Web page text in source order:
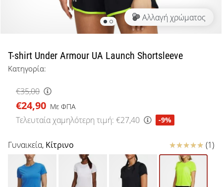
μπάσκετ
όπως
εμείς;
μαζί
μας
ως
πρεσβευτής
μάρκας
μας.
Αλλαγή χρώματος
T-shirt Under Armour UA Launch Shortsleeve
Κατηγορία:
€35,00
€24,90 Με ΦΠΑ
Τελευταία χαμηλότερη τιμή: €27,40 -9%
Γυναικεία, Κίτρινο Κριτικές (1)